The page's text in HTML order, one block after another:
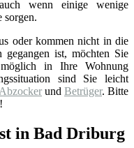
wenn einige wenige
sorgen.
oder kommen nicht in die
gegangen ist, möchten Sie
in Ihre Wohnung
sind Sie leicht
Abzocker und Betrüger. Bitte
in Bad Driburg